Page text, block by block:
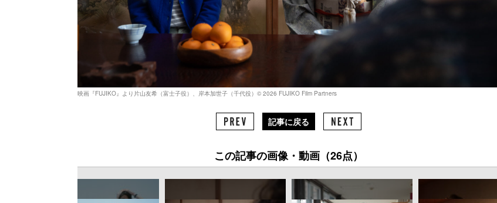
映画『FUJIKO』より片山友希（富士子役）、岸本加世子（千代役）© 2026 FUJIKO Film Partners
記事に戻る
この記事の画像・動画（26点）